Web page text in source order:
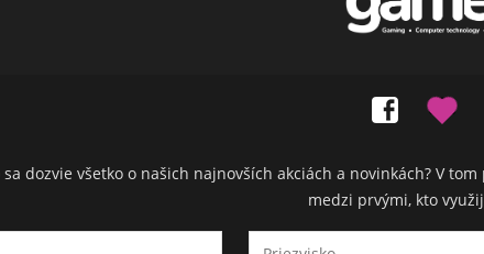
dozvie všetko o našich najnovších akciách a novinkách? V
medzi prvými, kto